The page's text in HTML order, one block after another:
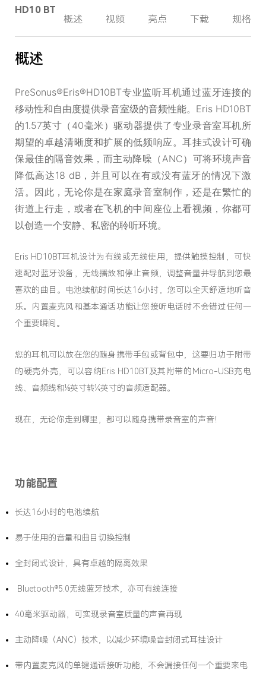
HD10 BT
概述
视频 亮点 下载 规格
概述
PreSonus®Eris®HD10BT专业监听耳机通过蓝牙连接的
移动性和自由度提供录音室级的音频性能。Eris HD10BT
的1.57英寸（40毫米）驱动器提供了专业录音室耳机所
期望的卓越清晰度和扩展的低频响应。耳挂式设计可确
保最佳的隔音效果，而主动降噪（ANC）可将环境声音
降低高达18 dB，并且可以在有或没有蓝牙的情况下激
活。因此，无论你是在家庭录音室制作，还是在繁忙的
街道上行走，或者在飞机的中间座位上看视频，你都可
以创造一个安静、私密的聆听环境。
Eris HD10BT耳机设计为有线或无线使用，提供触摸控制，可快
速配对蓝牙设备，无线播放和停止音频，调整音量并导航到您最
喜欢的曲目。电池续航时间长达16小时，您可以全天舒适地听音
乐。内置麦克风和基本通话功能让您接听电话时不会错过任何一
个重要瞬间。
您的耳机可以放在您的随身携带手包或背包中，这要归功于附带
的硬壳外壳，可以容纳Eris HD10BT及其附带的Micro-USB充电
线、音频线和⅛英寸转¼英寸的音频适配器。
现在，无论你走到哪里，都可以随身携带录音室的声音！
功能配置
长达16小时的电池续航
易于使用的音量和曲目切换控制
全封闭式设计，具有卓越的隔离效果
Bluetooth®5.0无线蓝牙技术，亦可有线连接
40毫米驱动器，可实现录音室质量的声音再现
主动降噪（ANC）技术，以减少环境噪音封闭式耳挂设计
带内置麦克风的单键通话接听功能，不会漏接任何一个重要来电